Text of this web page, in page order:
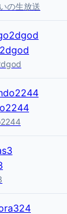
の生放送